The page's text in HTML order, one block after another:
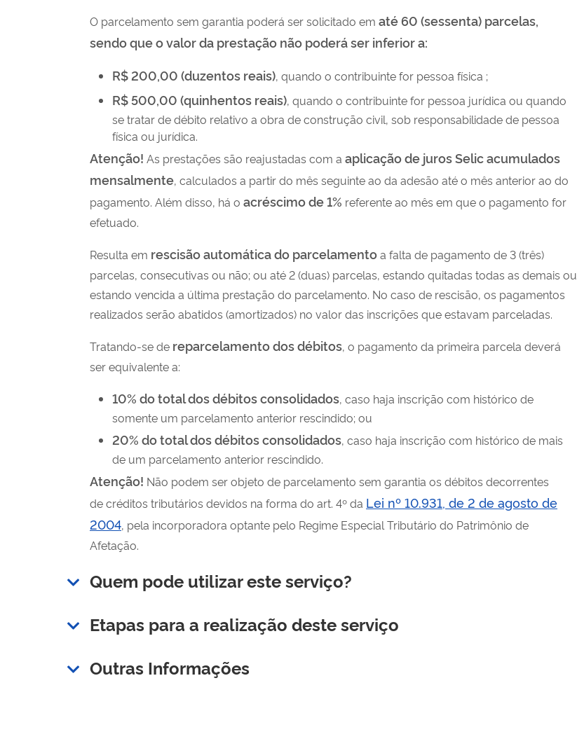
O parcelamento sem garantia poderá ser solicitado em até 60 (sessenta) parcelas,
sendo que o valor da prestação não poderá ser inferior a:
R$ 200,00 (duzentos reais), quando o contribuinte for pessoa física ;
R$ 500,00 (quinhentos reais), quando o contribuinte for pessoa jurídica ou quando
se tratar de débito relativo a obra de construção civil, sob responsabilidade de pessoa
física ou jurídica.
Atenção! As prestações são reajustadas com a aplicação de juros Selic acumulados
mensalmente, calculados a partir do mês seguinte ao da adesão até o mês anterior ao do
pagamento. Além disso, há o acréscimo de 1% referente ao mês em que o pagamento for
efetuado.
Resulta em rescisão automática do parcelamentoa falta de pagamento de 3 (três)
parcelas, consecutivas ou não; ou até 2 (duas) parcelas, estando quitadas todas as demais ou
estando vencida a última prestação do parcelamento. No caso de rescisão, os pagamentos
realizados serão abatidos (amortizados) no valor das inscrições que estavam parceladas.
Tratando-se de reparcelamento dos débitos, o pagamento da primeira parcela deverá
ser equivalente a:
10% do total dos débitos consolidados, caso haja inscrição com histórico de
somente um parcelamento anterior rescindido; ou
20% do total dos débitos consolidados, caso haja inscrição com histórico de mais
de um parcelamento anterior rescindido.
Atenção! Não podem ser objeto de parcelamento sem garantia os débitos decorrentes
decréditos tributários devidos na forma do art. 4º da Lei nº 10.931, de 2 de agosto de
2004, pela incorporadora optante pelo Regime Especial Tributário do Patrimônio de
Afetação.
Quem pode utilizar este serviço?
Etapas para a realização deste serviço
Outras Informações